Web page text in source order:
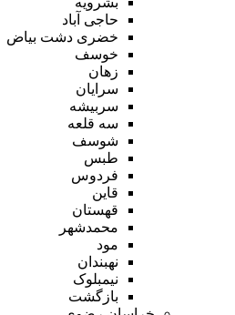
حاجی آباد
خضری دشت بیاض
خوسف
زهان
سرایان
سربیشه
سه قلعه
شوسف
طبس
فردوس
قاین
قهستان
محمدشهر
مود
نهبندان
نیمبلوک
بازگشت